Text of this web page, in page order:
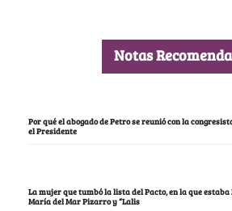
Notas
Por qué el abogado de Petro se reunió con la
el Presidente
La mujer que tumbó la lista del Pacto, en la que
María del Mar Pizarro y “Lalis